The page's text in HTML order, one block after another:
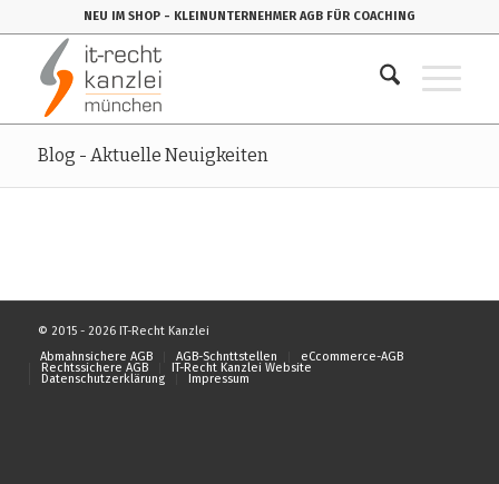
NEU IM SHOP - KLEINUNTERNEHMER AGB FÜR COACHING
Blog - Aktuelle Neuigkeiten
© 2015 - 2026 IT-Recht Kanzlei
Abmahnsichere AGB
AGB-Schnttstellen eCcommerce-AGB
Rechtssichere AGB IT-Recht Kanzlei Website
Datenschutzerklärung Impressum